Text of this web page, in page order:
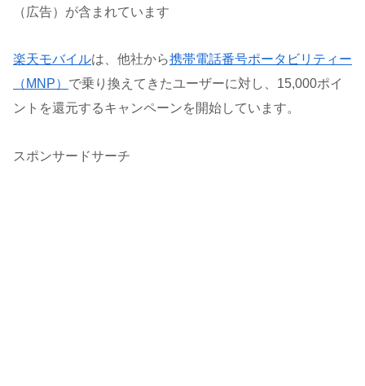
（広告）が含まれています
楽天モバイルは、他社から携帯電話番号ポータビリ ティー
（MNP） で乗り換えてきたユーザーに対し、15,000ポイ
ントを還元するキャンペーンを開始しています。
スポンサードサーチ